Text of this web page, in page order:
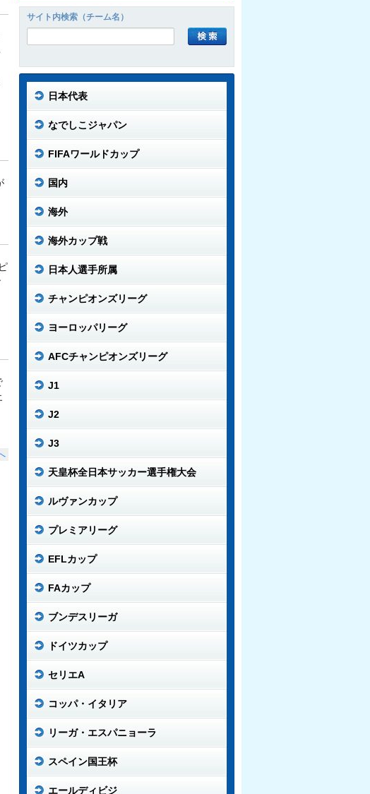
サイト内検索（チーム名）
日本代表
なでしこジャパン
FIFAワールドカップ
国内
海外
海外カップ戦
日本人選手所属
チャンピオンズリーグ
ヨーロッパリーグ
AFCチャンピオンズリーグ
J1
J2
J3
天皇杯全日本サッカー選手権大会
ルヴァンカップ
プレミアリーグ
EFLカップ
FAカップ
ブンデスリーガ
ドイツカップ
セリエA
コッパ・イタリア
リーガ・エスパニョーラ
スペイン国王杯
エールディビジ